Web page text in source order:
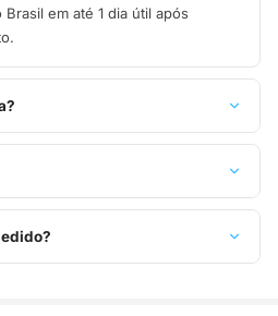
em até 1 dia útil após
sem juros no cartão de crédito,
8% de desconto.
para solicitar troca.
WhatsApp ou e-mail.